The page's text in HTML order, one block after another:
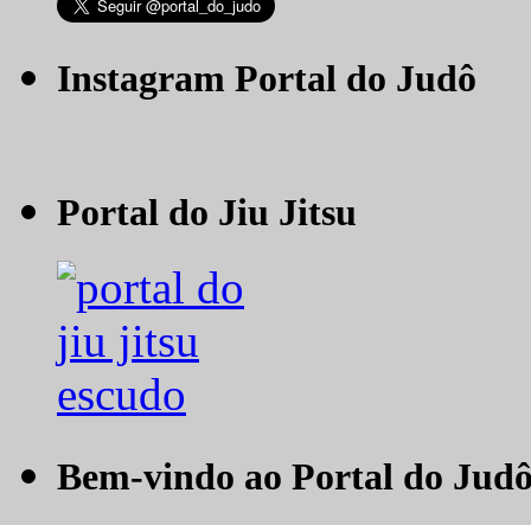
Instagram Portal do Judô
Portal do Jiu Jitsu
Bem-vindo ao Portal do